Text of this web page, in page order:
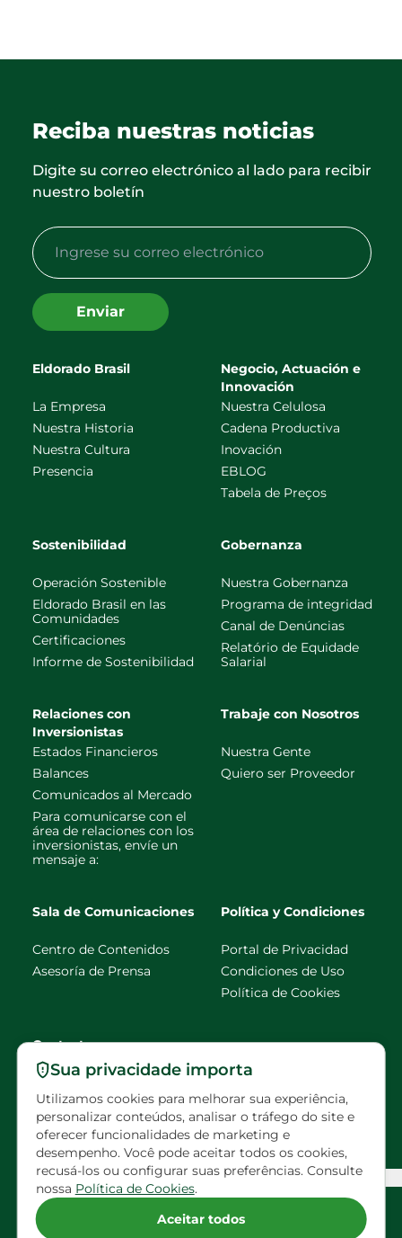
Sua privacidade importa
Utilizamos cookies para melhorar sua experiência,
personalizar conteúdos, analisar o tráfego do site e
oferecer funcionalidades de marketing e
desempenho. Você pode aceitar todos os cookies,
recusá-los ou configurar suas preferências. Consulte
nossa Política de Cookies.
Aceitar todos
Reciba nuestras noticias
Digite su correo electrónico al lado para recibir
nuestro boletín
Enviar
Eldorado Brasil
La Empresa
Nuestra Historia
Nuestra Cultura
Presencia
Negocio, Actuación e
Innovación
Nuestra Celulosa
Cadena Productiva
Inovación
EBLOG
Tabela de Preços
Sostenibilidad
Operación Sostenible
Eldorado Brasil en las
Comunidades
Certificaciones
Informe de Sostenibilidad
Gobernanza
Nuestra Gobernanza
Programa de integridad
Canal de Denúncias
Relatório de Equidade
Salarial
Relaciones con
Inversionistas
Estados Financieros
Balances
Comunicados al Mercado
Para comunicarse con el
área de relaciones con los
inversionistas, envíe un
mensaje a:
Trabaje con Nosotros
Nuestra Gente
Quiero ser Proveedor
Sala de Comunicaciones
Centro de Contenidos
Asesoría de Prensa
Política y Condiciones
Portal de Privacidad
Condiciones de Uso
Política de Cookies
Contacto
faleconosco@eldorado
brasil.com.br
Visitas programadas
Configuração de Cookies
Acompañe a Eldorado en las redes sociales